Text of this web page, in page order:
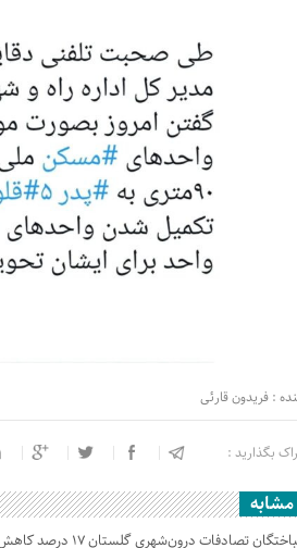
: فریدون قارئی
بگذارید :
مشابه
تصادفات درون‌شهری گلستان ۱۷ درصد کاهش یافت